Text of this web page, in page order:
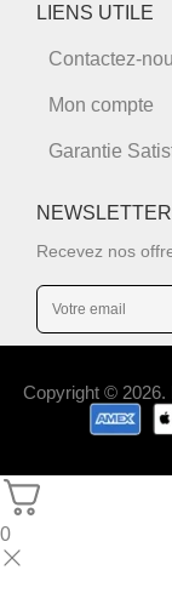
LIENS UTILE
Contactez-
Mon compte
Garantie
NEWSLETTER
Recevez nos
Copyright © 2026.
0